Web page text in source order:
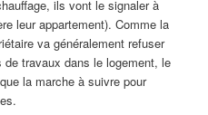
ils vont le signaler à
leur appartement). Comme la
va généralement refuser
de travaux dans le logement, le
la marche à suivre pour